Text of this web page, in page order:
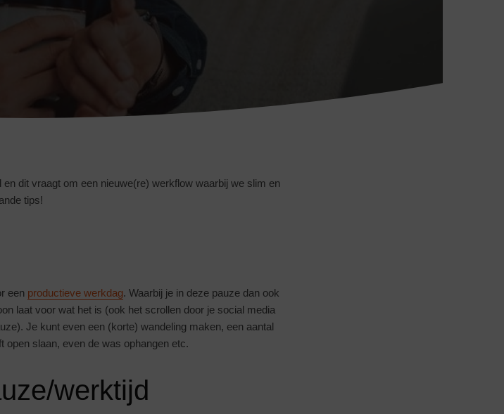
dit vraagt om een nieuwe(re) werkflow waarbij we slim en
tips!
een productieve werkdag. Waarbij je in deze pauze dan ook
laat voor wat het is (ook het scrollen door je social media
Je kunt even een (korte) wandeling maken, een aantal
open slaan, even de was ophangen etc.
werktijd